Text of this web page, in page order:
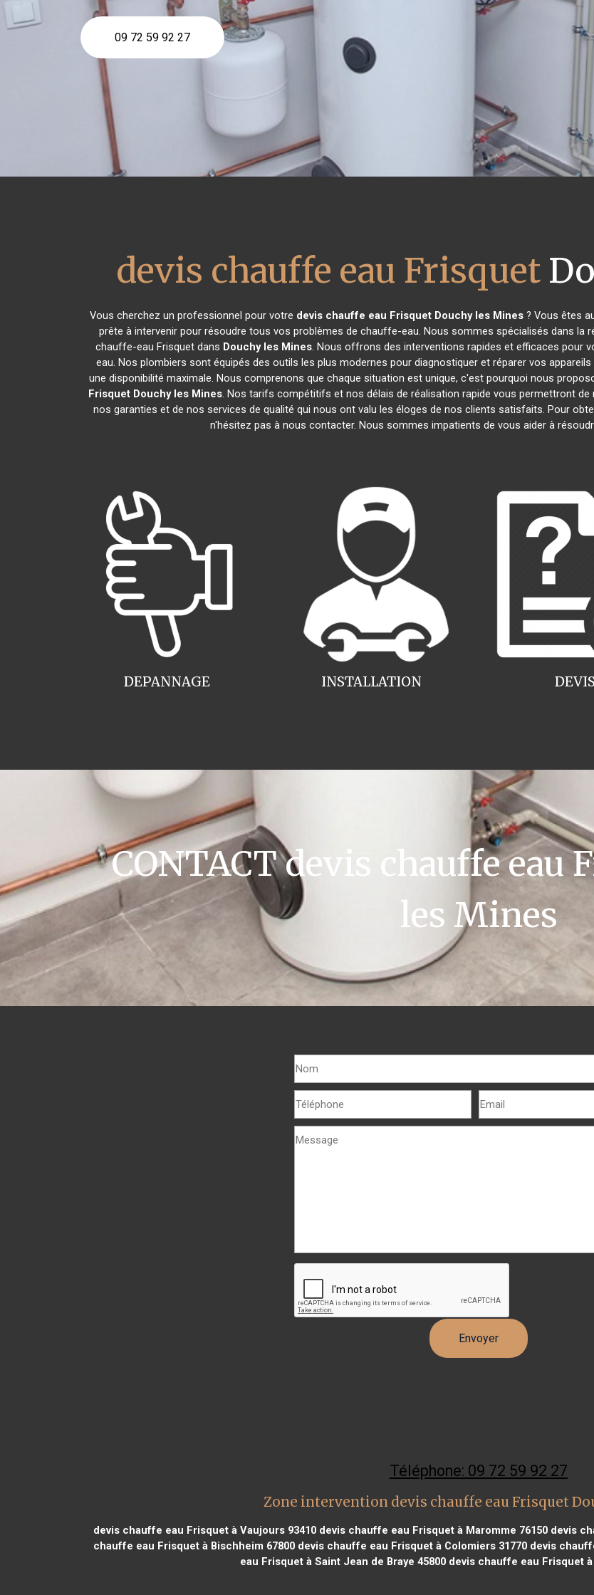
09 72 59 92 27
devis chauffe eau Frisquet
Vous cherchez un professionnel pour votre devis chauffe eau Frisquet Douchy les Mines ? Vous êtes
prête à intervenir pour résoudre tous vos problèmes de chauffe-eau. Nous sommes spécialisés dans la
chauffe-eau Frisquet dans Douchy les Mines. Nous offrons des interventions rapides et efficaces pour
eau. Nos plombiers sont équipés des outils les plus modernes pour diagnostiquer et réparer vos
une disponibilité maximale. Nous comprenons que chaque situation est unique, c'est pourquoi nous
Frisquet Douchy les Mines. Nos tarifs compétitifs et nos délais de réalisation rapide vous permettront
nos garanties et de nos services de qualité qui nous ont valu les éloges de nos clients satisfaits. Pour
n'hésitez pas à nous contacter. Nous sommes impatients de vous aider à
INSTALLATION
DEPANNAGE
CONTACT devis chauffe eau
les Mines
Téléphone: 09 72 59 92 27
Zone intervention devis chauffe eau Frisquet
devis chauffe eau Frisquet à Vaujours 93410 devis chauffe eau Frisquet à Maromme 76150 devis
chauffe eau Frisquet à Bischheim 67800 devis chauffe eau Frisquet à Colomiers 31770 devis
eau Frisquet à Saint Jean de Braye 45800 devis chauffe eau Frisquet